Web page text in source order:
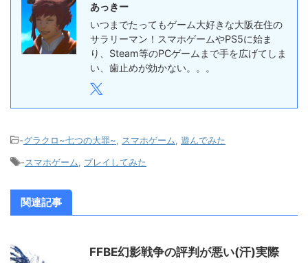
あっきー
いつまでたってもゲーム大好きな大阪在住の
サラリーマン！スマホゲームやPS5に始ま
り、Steam等のPCゲームまで手を広げてしま
い、歯止めが効かない。。。
-グラクロ~七つの大罪~ スマホゲーム 遊んでみた
-スマホゲーム プレイしてみた
関連記事
FFBE幻影戦争の評判が悪い(汗)実際